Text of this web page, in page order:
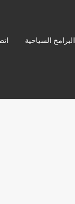
البرامج السياحية